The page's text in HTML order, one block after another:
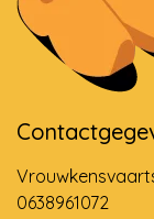
0638961072